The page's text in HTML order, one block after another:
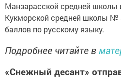
Манзарасской средней школы
Кукморской средней школы №
баллов по русскому языку.
Подробнее читайте в
«Снежный десант»